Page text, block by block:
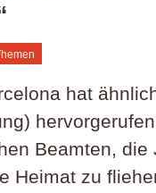
hat
Beamten, die
Heimat zu